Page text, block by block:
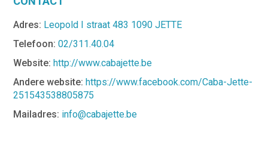
Adres: Leopold I straat 483 1090 JETTE
Telefoon: 02/311.40.04
Website:http://www.cabajette.be
Andere website: https://www.facebook.com/Caba-Jette-
251543538805875
Mailadres: info@cabajette.be